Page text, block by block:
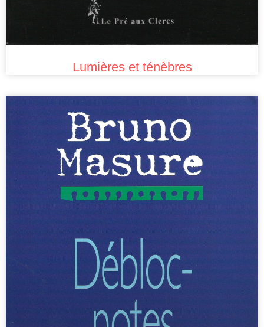
Lumières et ténèbres